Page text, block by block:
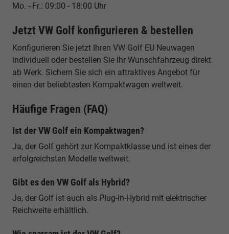
Mo. - Fr.: 09:00 - 18:00 Uhr
Jetzt VW Golf konfigurieren & bestellen
Konfigurieren Sie jetzt Ihren VW Golf EU Neuwagen
individuell oder bestellen Sie Ihr Wunschfahrzeug direkt
ab Werk. Sichern Sie sich ein attraktives Angebot für
einen der beliebtesten Kompaktwagen weltweit.
Häufige Fragen (FAQ)
Ist der VW Golf ein Kompaktwagen?
Ja, der Golf gehört zur Kompaktklasse und ist eines der
erfolgreichsten Modelle weltweit.
Gibt es den VW Golf als Hybrid?
Ja, der Golf ist auch als Plug-in-Hybrid mit elektrischer
Reichweite erhältlich.